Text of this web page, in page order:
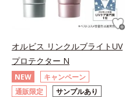
オルビス リンクルブライトUV
プロテクター N
NEW
キャンペーン
通販限定
サンプルあり